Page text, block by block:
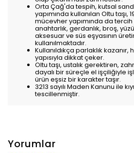
Orta Çağ'da tespih, kutsal
yapımında kullanılan Oltu taşı,
mücevher yapımında da
anahtarlık, gerdanlık, broş,
aksesuar ve süs eşyasının
kullanılmaktadır.
Kullanıldıkça parlaklık kazanır,
yapısıyla dikkat çeker.
Oltu taşı, ustalık gerektiren,
dayalı bir süreçle el işçiliğiyle
ürün eşsiz bir karakter taşır.
3213 sayılı Maden Kanunu ile
tescillenmiştir.
Yorumlar